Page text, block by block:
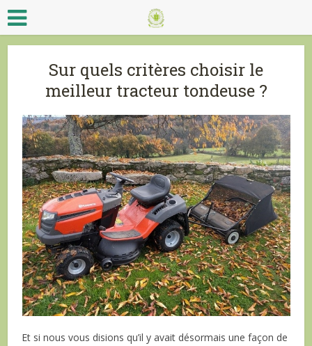
Sur quels critères choisir le
meilleur tracteur tondeuse ?
Et si nous vous disions qu’il y avait désormais une façon de